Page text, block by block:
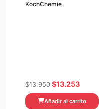
KochChemie
$13.950 El
precio
original
$13.253El
precio
actual
Añadir al carrito